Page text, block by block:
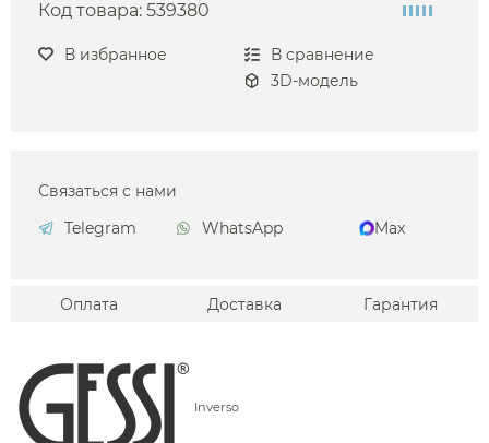
Код товара: 539380
В избранное
В сравнение
3D-модель
Связаться с нами
Telegram
WhatsApp Max
Оплата Доставка Гарантия
Inverso